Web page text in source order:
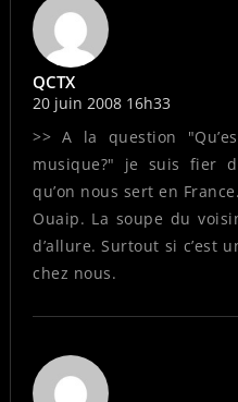
QCTX
20 juin 2008 16h33
>> A la question
musique?" je suis fier
qu’on nous sert en
Ouaip. La soupe du
d’allure. Surtout si c’est
chez nous.